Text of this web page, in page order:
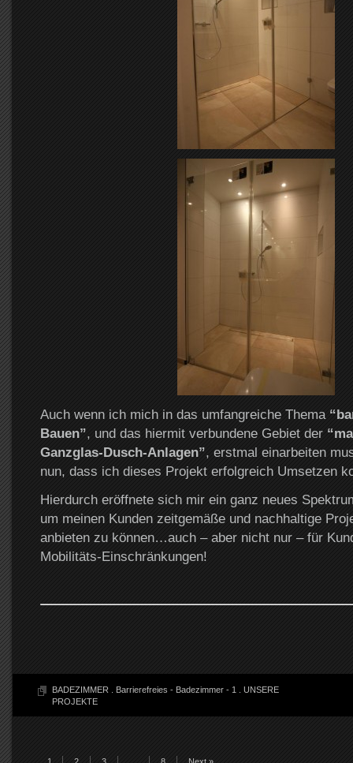
Auch wenn ich mich in das umfangreiche Thema
Bauen”, und das hiermit verbundene Gebiet der
Ganzglas-Dusch-Anlagen”, erstmal einarbeiten
nun, dass ich dieses Projekt erfolgreich Umsetzen
Hierdurch eröffnete sich mir ein ganz neues
um meinen Kunden zeitgemäße und nachhaltige
anbieten zu können…auch – aber nicht nur – für
Mobilitäts-Einschränkungen!
BADEZIMMER Barrierefreies - Badezimmer - 1
UNSERE
PROJEKTE